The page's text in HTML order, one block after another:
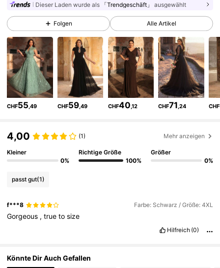
4,62 152K Follower
4,62 152K Follower
4,62 152K Follower
4,62
Dieser Laden wurde als 「Trendgeschäft」 ausgewählt
Folgen Alle Artikel
CHF55 ,49 CHF59 ,49 CHF40 ,12 CHF71 ,24 CHF
4,00 (1) Mehr anzeigen
Kleiner
0%
Richtige Größe
100%
Größer
0%
passt gut(1)
f***8 Farbe: Schwarz / Größe: 4XL
Gorgeous ,truetosize
Hilfreich (0)
Könnte Dir Auch Gefallen